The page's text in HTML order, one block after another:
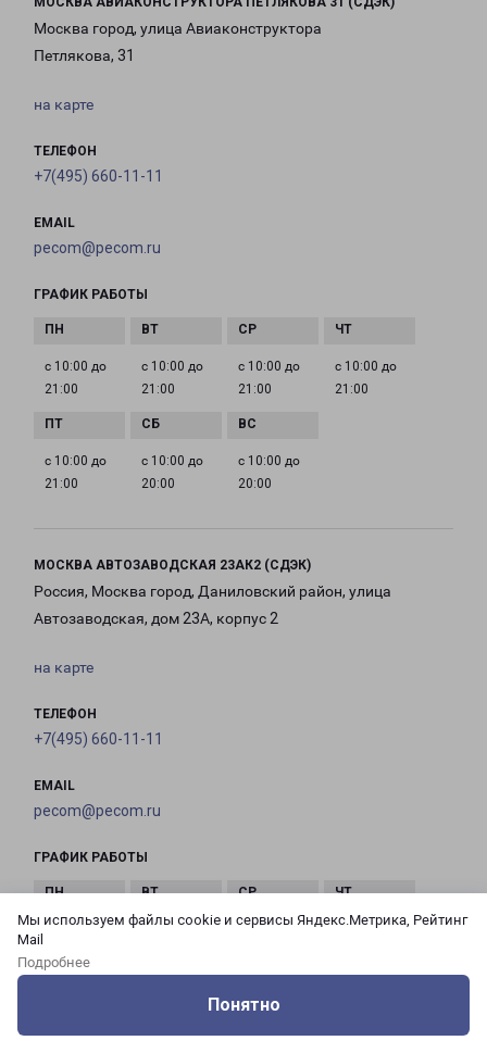
Мы используем файлы cookie и сервисы Яндекс.Метрика, Рейтинг
Mail
Подробнее
Понятно
Москва город, улица Авиаконструктора
Петлякова, 31
на карте
ТЕЛЕФОН
+7(495) 660-11-11
EMAIL
pecom@pecom.ru
ГРАФИК РАБОТЫ
с 10:00 до
21:00
с 10:00 до
21:00
с 10:00 до
21:00
с 10:00 до
21:00
с 10:00 до
21:00
с 10:00 до
20:00
с 10:00 до
20:00
МОСКВА АВТОЗАВОДСКАЯ 23АК2 (СДЭК)
Россия, Москва город, Даниловский район, улица
Автозаводская, дом 23А, корпус 2
на карте
ТЕЛЕФОН
+7(495) 660-11-11
EMAIL
pecom@pecom.ru
ГРАФИК РАБОТЫ
с 10:00 до
с 10:00 до
с 10:00 до
с 10:00 до